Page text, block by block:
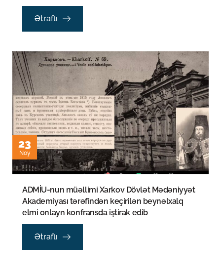
Ətraflı
23
Noy
ADMİU-nun müəllimi Xarkov Dövlət Mədəniyyət
Akademiyası tərəfindən keçirilən beynəlxalq
elmi onlayn konfransda iştirak edib
Ətraflı